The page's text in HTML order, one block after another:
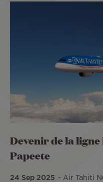
Devenir de la ligne
Papeete
24 Sep 2025
Air Tahiti